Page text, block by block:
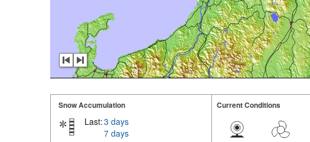
Snow Accumulation
Last:3 days
7 days
Current Conditions